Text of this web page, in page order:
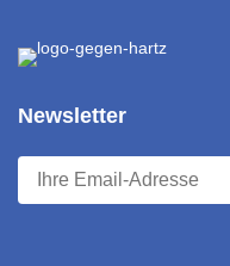
Newsletter